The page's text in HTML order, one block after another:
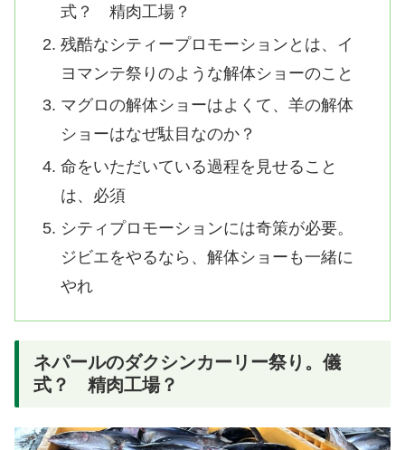
式？ 精肉工場？
残酷なシティープロモーションとは、イ
ヨマンテ祭りのような解体ショーのこと
マグロの解体ショーはよくて、羊の解体
ショーはなぜ駄目なのか？
命をいただいている過程を見せること
は、必須
シティプロモーションには奇策が必要。
ジビエをやるなら、解体ショーも一緒に
やれ
ネパールのダクシンカーリー祭り。儀
式？ 精肉工場？